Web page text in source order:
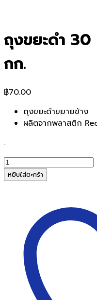
ถุงขยะดำ
กก.
฿70.00
ถุงขยะดำขยายข้าง
ผลิตจากพลาสติก
.
จำนวน
ถุง
ขยะ
หยิบใส่ตะกร้า